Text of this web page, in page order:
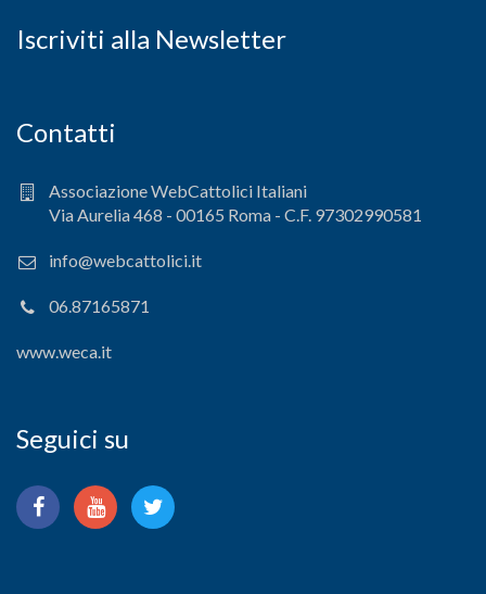
Iscriviti alla Newsletter
Contatti
Associazione WebCattolici Italiani
Via Aurelia 468 - 00165 Roma - C.F. 97302990581
info@webcattolici.it
06.87165871
www.weca.it
Seguici su